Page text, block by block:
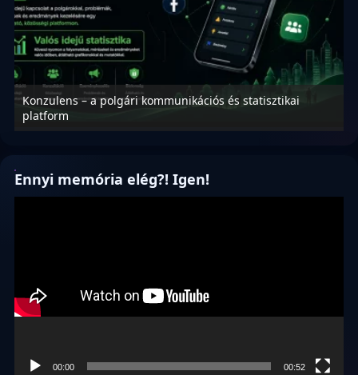
– a polgári kommunikációs és statisztikai
Nyílt levél
Ennyi memória elég?! Igen!
00:00 00:52